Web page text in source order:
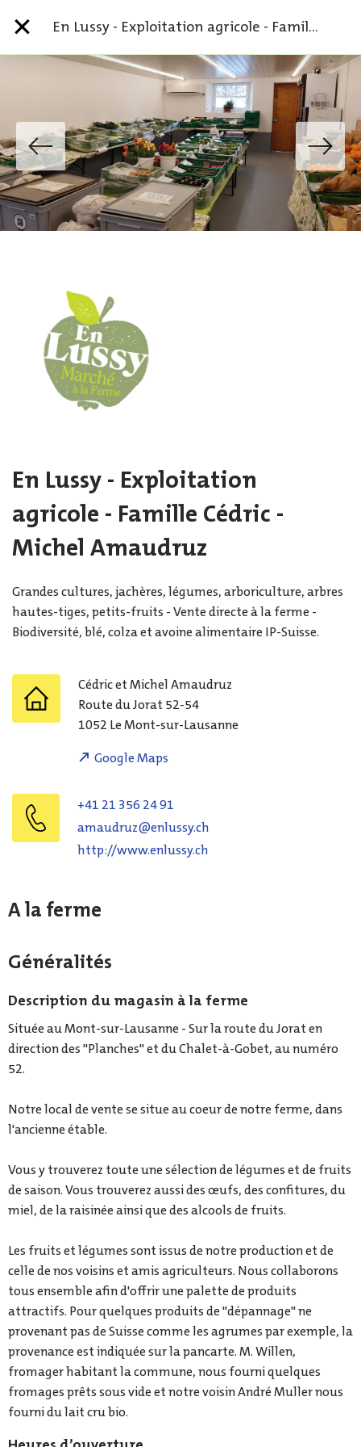
En Lussy - Exploitation agricole - Famille Cédric - Michel Amaudruz
En Lussy - Exploitation
agricole - Famille Cédric -
Michel Amaudruz
Grandes cultures, jachères, légumes, arboriculture, arbres
hautes-tiges, petits-fruits - Vente directe à la ferme -
Biodiversité, blé, colza et avoine alimentaire IP-Suisse.
Cédric et MichelAmaudruz
Route du Jorat 52-54
1052 Le Mont-sur-Lausanne
Google Maps
+41 21 356 24 91
amaudruz@enlussy.ch
http://www.enlussy.ch
A la ferme
Généralités
Description du magasin à la ferme
Située au Mont-sur-Lausanne - Sur la route du Jorat en
direction des "Planches" et du Chalet-à-Gobet, au numéro
52.
Notre local de vente se situe au coeur de notre ferme, dans
l'ancienne étable.
Vous y trouverez toute une sélection de légumes et de fruits
de saison. Vous trouverez aussi des œufs, des confitures, du
miel, de la raisinée ainsi que des alcools de fruits.
Les fruits et légumes sont issus de notre production et de
celle de nos voisins et amis agriculteurs. Nous collaborons
tous ensemble afin d'offrir une palette de produits
attractifs. Pour quelques produits de "dépannage" ne
provenant pas de Suisse comme les agrumes par exemple, la
provenance est indiquée sur la pancarte. M. Willen,
fromager habitant la commune, nous fourni quelques
fromages prêts sous vide et notre voisin André Muller nous
fourni du lait cru bio.